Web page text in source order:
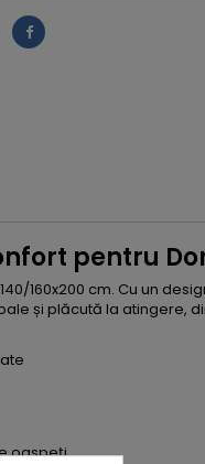
pentru
160x200 cm. Cu un
și plăcută la atingere,
oaspeți